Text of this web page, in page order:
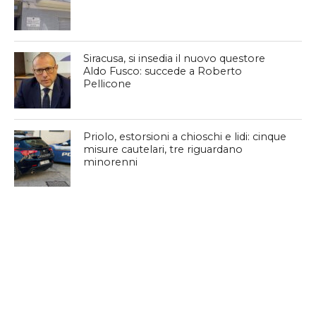
Siracusa, si insedia il nuovo questore
Aldo Fusco: succede a Roberto
Pellicone
Priolo, estorsioni a chioschi e lidi: cinque
misure cautelari, tre riguardano
minorenni